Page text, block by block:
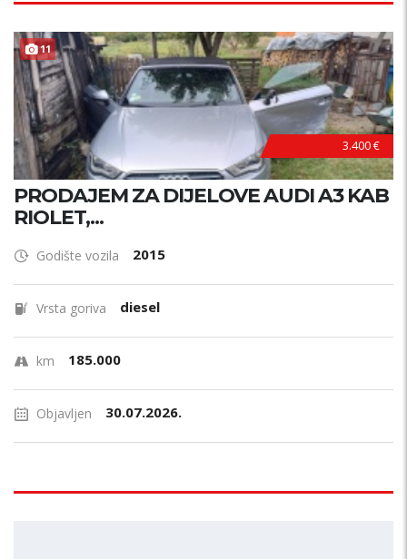
11
3.400 €
PRODAJEM ZA DIJELOVE AUDI A3 KAB
RIOLET,...
Godište vozila 2015
Vrsta goriva diesel
km 185.000
Objavljen 30.07.2026.